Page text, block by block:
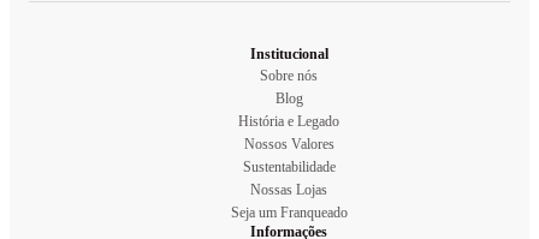
Institucional
Sobre nós
Blog
História e Legado
Nossos Valores
Sustentabilidade
Nossas Lojas
Seja um Franqueado
Informações